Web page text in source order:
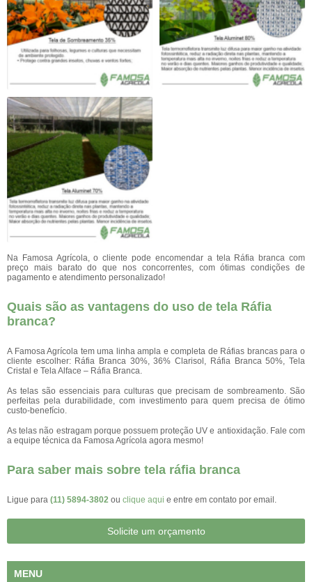
Na Famosa Agrícola, o cliente pode encomendar a tela Ráfia branca com
preço mais barato do que nos concorrentes, com ótimas condições de
pagamento e atendimento personalizado!
Quais são as vantagens do uso de tela Ráfia
branca?
A Famosa Agrícola tem uma linha ampla e completa de Ráfias brancas para o
cliente escolher: Ráfia Branca 30%, 36% Clarisol, Ráfia Branca 50%, Tela
Cristal e Tela Alface – Ráfia Branca.
As telas são essenciais para culturas que precisam de sombreamento. São
perfeitas pela durabilidade, com investimento para quem precisa de ótimo
custo-benefício.
As telas não estragam porque possuem proteção UV e antioxidação. Fale com
a equipe técnica da Famosa Agrícola agora mesmo!
Para saber mais sobre tela ráfia branca
Ligue para (11) 5894-3802 ou clique aqui e entre em contato por email.
Solicite um orçamento
MENU